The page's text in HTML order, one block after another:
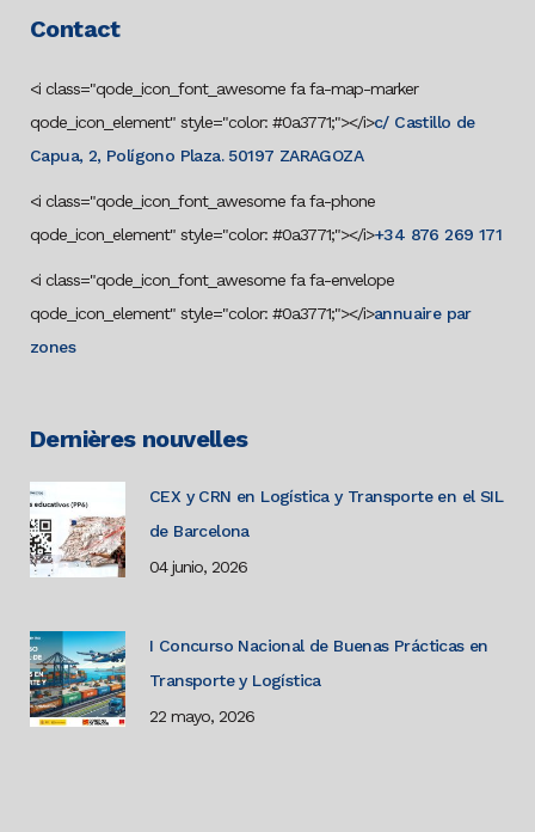
Contact
<i class="qode_icon_font_awesome fa fa-map-marker
qode_icon_element" style="color: #0a3771;"></i>c/ Castillo de
Capua, 2, Polígono Plaza. 50197 ZARAGOZA
<i class="qode_icon_font_awesome fa fa-phone
qode_icon_element" style="color: #0a3771;"></i>+34 876 269 171
<i class="qode_icon_font_awesome fa fa-envelope
qode_icon_element" style="color: #0a3771;"></i>annuaire par
zones
Dernières nouvelles
CEX y CRN en Logística y Transporte en el SIL
de Barcelona
04 junio, 2026
I Concurso Nacional de Buenas Prácticas en
Transporte y Logística
22 mayo, 2026